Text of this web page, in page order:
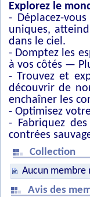
Explorez le
- Déplacez-
uniques,
dans le ciel.
- Domptez les
à vos côtés —
- Trouvez et
découvrir de
enchaîner les
- Optimisez
- Fabriquez
contrées
Collection
Aucun membre
Avis des